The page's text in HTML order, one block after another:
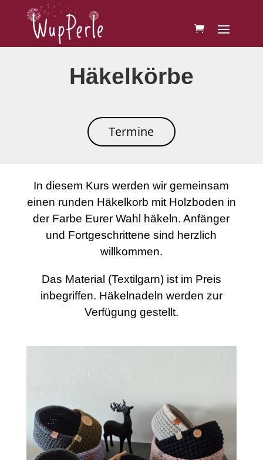
Häkelkörbe
Termine
In diesem Kurs werden wir gemeinsam
einen runden Häkelkorb mit Holzboden in
der Farbe Eurer Wahl häkeln. Anfänger
und Fortgeschrittene sind herzlich
willkommen.
Das Material (Textilgarn) ist im Preis
inbegriffen. Häkelnadeln werden zur
Verfügung gestellt.